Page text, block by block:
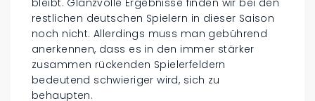
bleibt. Glanzvolle Ergebnisse finden wir bei den
restlichen deutschen Spielern in dieser Saison
noch nicht. Allerdings muss man gebührend
anerkennen, dass es in den immer stärker
zusammen rückenden Spielerfeldern
bedeutend schwieriger wird, sich zu
behaupten.